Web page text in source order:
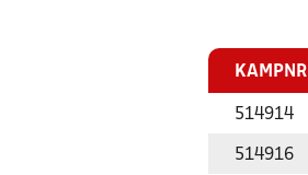
KAMPNR
514914
514916